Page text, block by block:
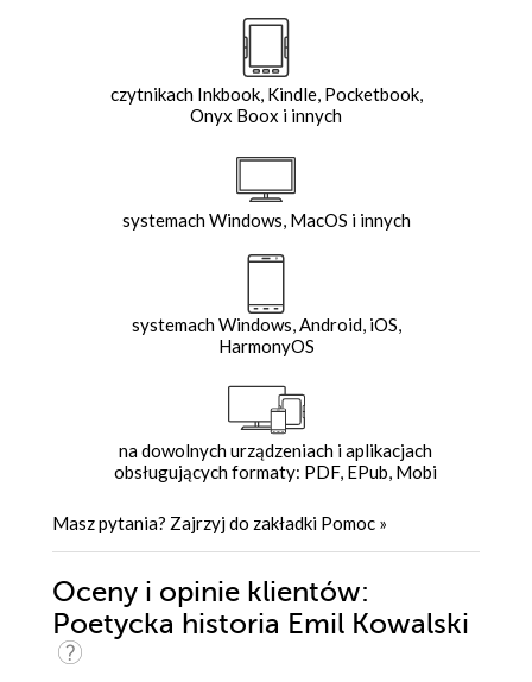
czytnikach Inkbook, Kindle, Pocketbook,
Onyx Boox i innych
systemach Windows, MacOS i innych
systemach Windows, Android, iOS,
HarmonyOS
na dowolnych urządzeniach i aplikacjach
obsługujących formaty: PDF, EPub, Mobi
Masz pytania? Zajrzyj do zakładki Pomoc »
Oceny i opinie klientów:
Poetycka historia Emil Kowalski